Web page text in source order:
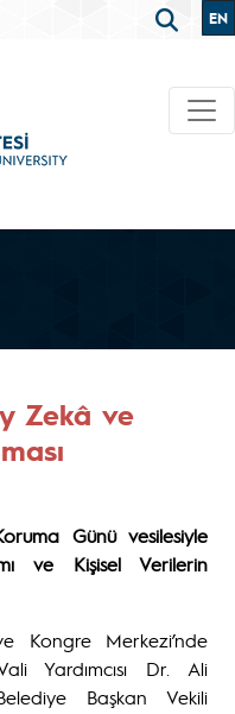
EN
Zekâ ve
Günü vesilesiyle
ve Kişisel Verilerin
Kongre Merkezi’nde
Yardımcısı Dr. Ali
Başkan Vekili